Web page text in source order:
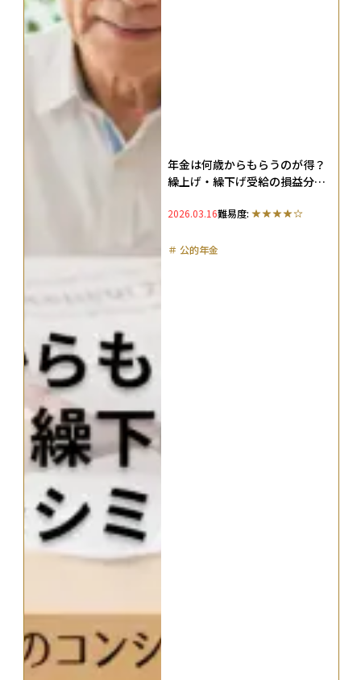
年金は何歳からもらうのが得？
繰上げ・繰下げ受給の損益分岐
2026.03.16難易度:
＃ 公的年金